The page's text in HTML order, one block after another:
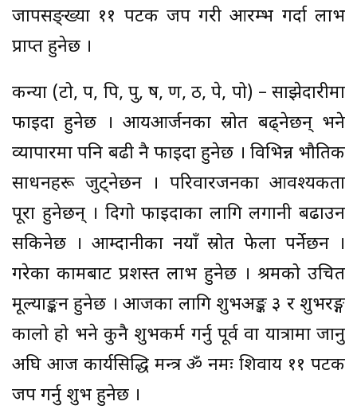
जापसङ्ख्या ११ पटक जप गरी आरम्भ गर्दा लाभ
प्राप्त हुनेछ ।
कन्या (टो, प, पि, पु, ष, ण, ठ, पे, पो) – साझेदारीमा
फाइदा हुनेछ । आयआर्जनका स्रोत बढ्नेछन् भने
व्यापारमा पनि बढी नै फाइदा हुनेछ । विभिन्न भौतिक
साधनहरू जुट्नेछन । परिवारजनका आवश्यकता
पूरा हुनेछन् । दिगो फाइदाका लागि लगानी बढाउन
सकिनेछ । आम्दानीका नयाँ स्रोत फेला पर्नेछन ।
गरेका कामबाट प्रशस्त लाभ हुनेछ । श्रमको उचित
मूल्याङ्कन हुनेछ । आजका लागि शुभअङ्क ३ र शुभरङ्ग
कालो हो भने कुनै शुभकर्म गर्नु पूर्व वा यात्रामा जानु
अघि आज कार्यसिद्धि मन्त्र ॐ नमः शिवाय ११ पटक
जप गर्नु शुभ हुनेछ ।